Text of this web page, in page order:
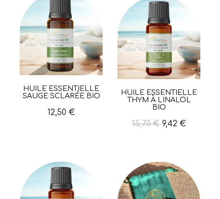
Aperçu rapide
HUILE ESSENTIELLE
SAUGE SCLARÉE BIO
12,50 €
Aperçu rapide
HUILE ESSENTIELLE
THYM À LINALOL
BIO
15,70 € 9,42 €